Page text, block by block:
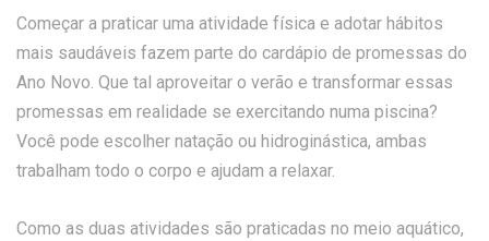
Começar a praticar uma atividade física e adotar hábitos
mais saudáveis fazem parte do cardápio de promessas do
Ano Novo. Que tal aproveitar o verão e transformar essas
promessas em realidade se exercitando numa piscina?
Você pode escolher natação ou hidroginástica, ambas
trabalham todo o corpo e ajudam a relaxar.
Como as duas atividades são praticadas no meio aquático,